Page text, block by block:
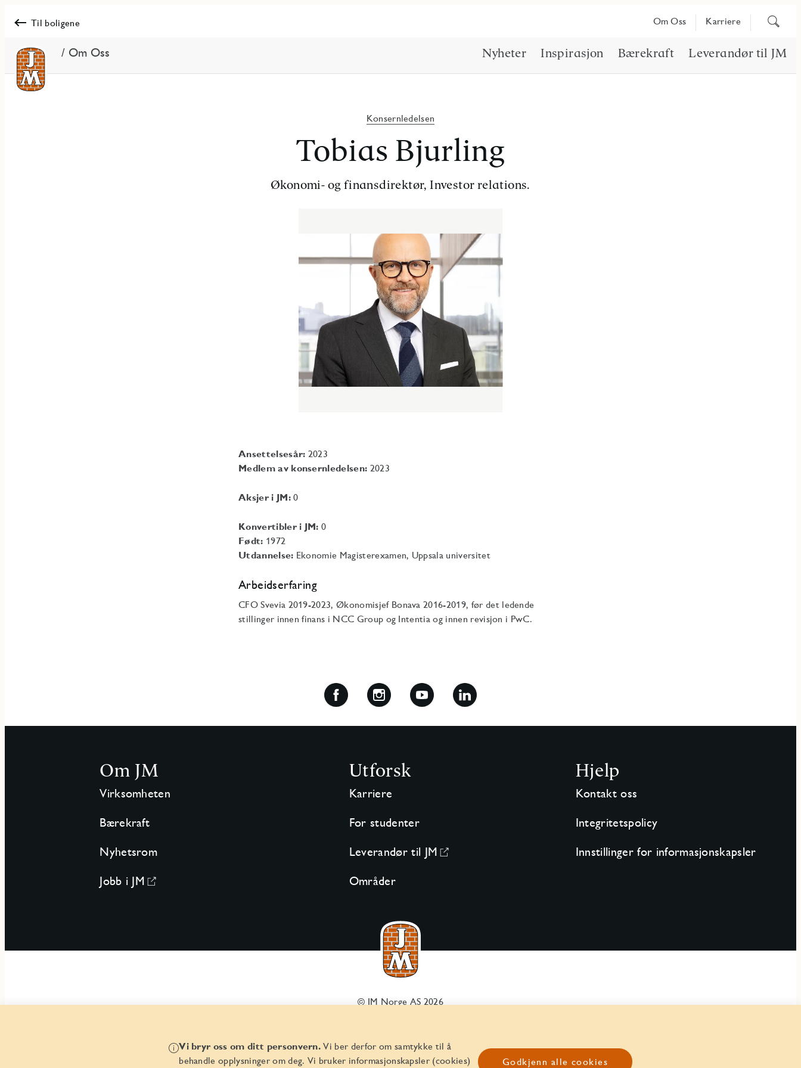
Til boligene Om Oss Karriere
Søk
/ Om Oss Nyheter Inspirasjon Bærekraft Leverandør til JM
Konsernledelsen
Tobias Bjurling
Økonomi- og finansdirektør, Investor relations.
Ansettelsesår: 2023
Medlem av konsernledelsen: 2023
Aksjer i JM:0
Konvertibler i JM: 0
Født: 1972
Utdannelse: Ekonomie Magisterexamen, Uppsala universitet
Arbeidserfaring
CFO Svevia 2019-2023, Økonomisjef Bonava 2016-2019, før det ledende
stillinger innen finans i NCC Group og Intentia og innen revisjon i PwC.
Vi bryr oss om ditt personvern. Vi ber derfor om samtykke til å
behandle opplysninger om deg. Vi bruker informasjonskapsler (cookies)
Godkjenn alle cookies
Om JM
Virksomheten
Bærekraft
Nyhetsrom
Jobb i JM
Utforsk
Karriere
For studenter
Leverandør til JM
Områder
Hjelp
Kontakt oss
Integritetspolicy
Innstillinger for informasjonskapsler
© JM Norge AS 2026